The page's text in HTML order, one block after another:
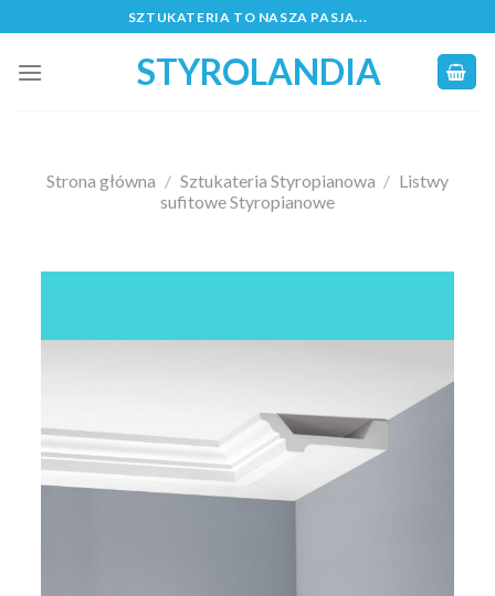
to
content
SZTUKATERIA TO NASZA PASJA...
STYROLANDIA
Strona główna / Sztukateria Styropianowa / Listwy
sufitowe Styropianowe